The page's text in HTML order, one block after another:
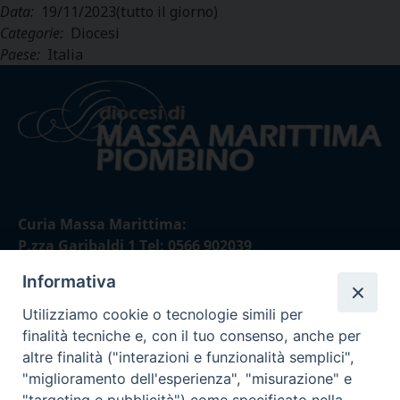
Data: 19/11/2023(tutto il giorno)
Categorie: Diocesi
Paese: Italia
Curia Massa Marittima:
P.zza Garibaldi 1 Tel: 0566 902039
Curia Piombino:
Via Don Minzoni,58/A Tel e Fax: 0565 32036
E-mail:
curia@diocesimassamarittima.it
Informativa
Utilizziamo cookie o tecnologie simili per
finalità tecniche e, con il tuo consenso, anche per
altre finalità ("interazioni e funzionalità semplici",
"miglioramento dell'esperienza", "misurazione" e